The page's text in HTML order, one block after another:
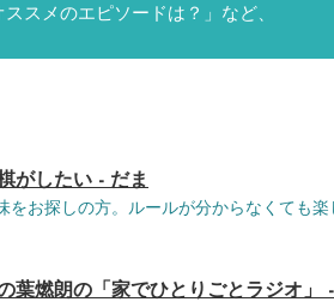
スメのエピソードは？」など、
がしたい - だま
をお探しの方。ルールが分からなくても楽
葉燃朗の「家でひとりごとラジオ」